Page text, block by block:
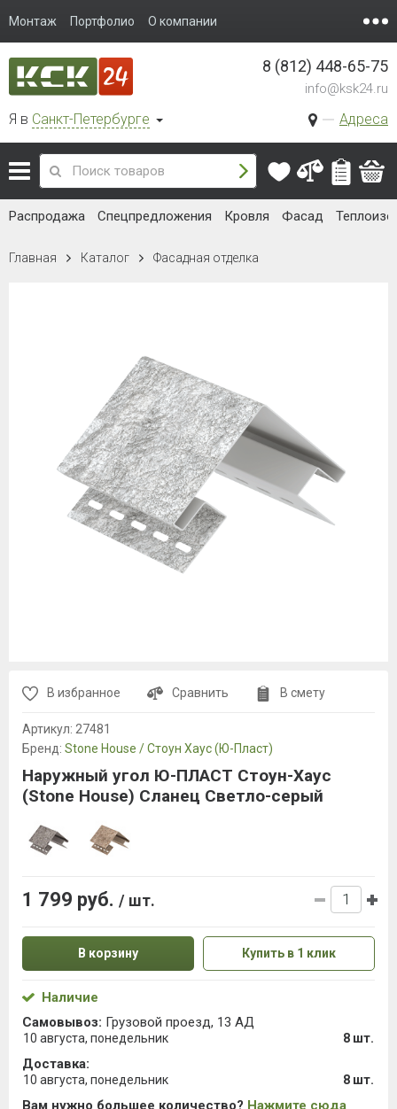
Монтаж Портфолио О компании
Я в Санкт-Петербурге Адреса
8 (812) 448-65-75
info@ksk24.ru
Распродажа Спецпредложения Кровля Фасад
Главная Каталог Фасадная отделка
В избранное Сравнить В смету
Артикул: 27481
Бренд: Stone House / Стоун Хаус (Ю-Пласт)
Наружный угол Ю-ПЛАСТ Стоун-Хаус
(Stone House) Сланец Светло-серый
1 799 руб. / шт.
В корзину Купить в 1 клик
Наличие
Самовывоз: Грузовой проезд, 13 АД
10 августа, понедельник 8 шт.
Доставка:
10 августа, понедельник 8 шт.
Вам нужно большее количество? Нажмите сюда